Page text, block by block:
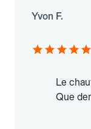
Yvon F.
Le
Que